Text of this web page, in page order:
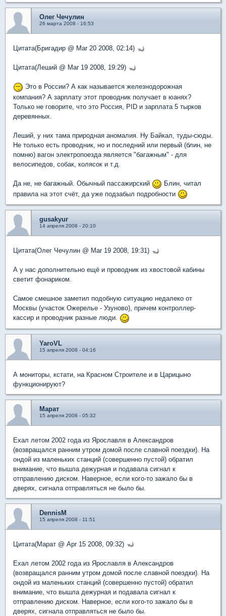
Олег Чечулин
26 марта 2008 - 16:53
Цитата(Бригадир @ Mar 20 2008, 02:14)
Цитата(Леший @ Mar 19 2008, 19:29)
Это в России? А как называется железнодорожная
компания? А зарплату этот проводник получает в юанях?
Только не говорите, что это Россия, PID и зарплата 5 тырков
деревянных.
Леший, у них тама природная аномалия. Ну Байкал, туды-сюды.
Не только есть проводник, но и последний или первый (блин, не
помню) вагон электропоезда является "багажным" - для
велосипедов, собак, колясок и т.д.
Да не, не багажный. Обычный пассажирский
Блин, читал
правила на этот счёт, да уже подзабыл подробности
gusakyur
14 апреля 2008 - 20:10
Цитата(Олег Чечулин @ Mar 19 2008, 19:31)
А у нас дополнительно ещё и проводник из хвостовой кабины
светит фонариком.
Самое смешное заметил подобную ситуацию недалеко от
Москвы (участок Ожерелье - Узуново), причем контроллер-
кассир и проводник разные люди.
YaroVL
15 апреля 2008 - 04:16
А мониторы, кстати, на Красном Строителе и в Царицыно
функционируют?
Марат
15 апреля 2008 - 05:32
Ехал летом 2002 года из Ярославля в Александров
(возвращался ранним утром домой после славной поездки). На
ондой из маленьких станций (совершенно пустой) обратил
внимание, что вышла дежурная и подавала сигнал к
отправлению диском. Наверное, если кого-то зажало бы в
дверях, сигнала отправляться не было бы.
DennisM
15 апреля 2008 - 11:51
Цитата(Марат @ Apr 15 2008, 09:32)
Ехал летом 2002 года из Ярославля в Александров
(возвращался ранним утром домой после славной поездки). На
ондой из маленьких станций (совершенно пустой) обратил
внимание, что вышла дежурная и подавала сигнал к
отправлению диском. Наверное, если кого-то зажало бы в
дверях, сигнала отправляться не было бы.